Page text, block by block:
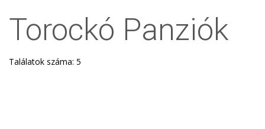
Torockó Panziók
Találatok száma: 5